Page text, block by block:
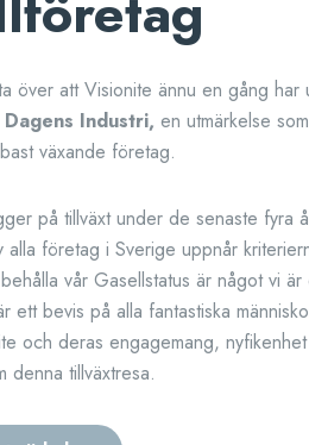
över att Visionite ännu en gång har
Dagens Industri, en utmärkelse
växande företag.
på tillväxt under de senaste fyra
alla företag i Sverige uppnår
vår Gasellstatus är något vi
ett bevis på alla fantastiska
och deras engagemang,
denna tillväxtresa.